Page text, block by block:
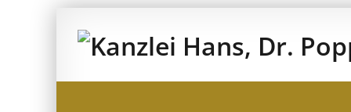
Inhalt
springen